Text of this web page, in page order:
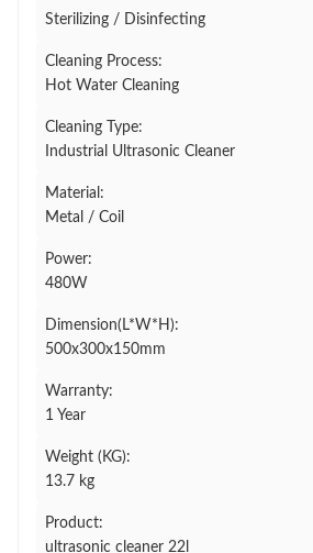
Sterilizing / Disinfecting
Cleaning Process:
Hot Water Cleaning
Cleaning Type:
Industrial Ultrasonic Cleaner
Material:
Metal / Coil
Power:
480W
Dimension(L*W*H):
500x300x150mm
Warranty:
1 Year
Weight (KG):
13.7 kg
Product:
ultrasonic cleaner 22l